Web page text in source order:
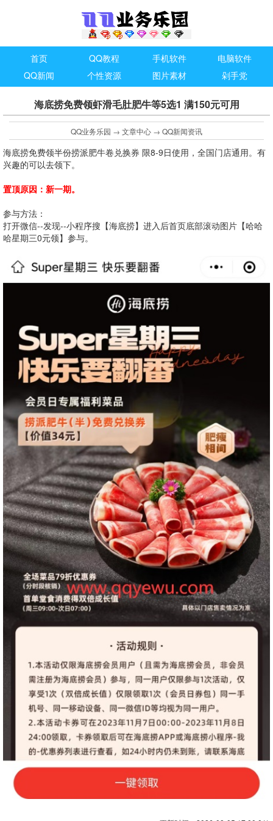
首页 QQ教程 手机软件
电脑软件
QQ新闻
个性资源 图片素材 剁手党
海底捞免费领虾滑毛肚肥牛等5选1 满150元可用
QQ业务乐园 → 文章中心 → QQ新闻资讯
海底捞免费领半份捞派肥牛卷兑换券 限8-9日使用，全国门店通用。有
兴趣的可以去领下。
置顶原因：新一期。
参与方法：
打开微信--发现--小程序搜【海底捞】进入后首页底部滚动图片【哈哈
哈星期三0元领】参与。